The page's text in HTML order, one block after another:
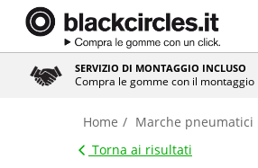
SERVIZIO DI MONTAGGIO INCLUSO
Compra le gomme con il montaggio
Home Marche pneumatici
Torna ai risultati